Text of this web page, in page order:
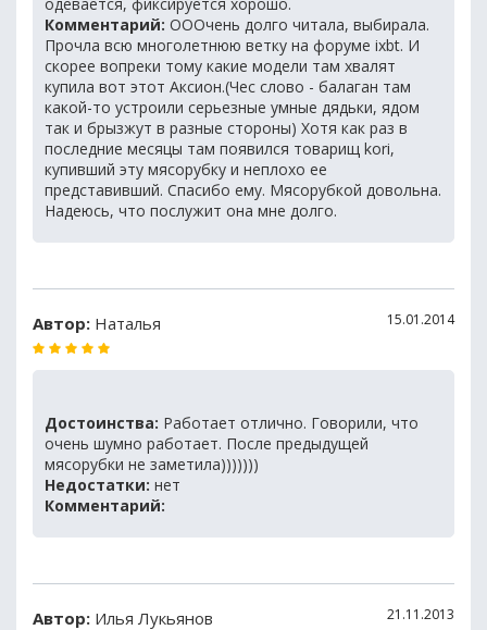
Комментарий: ОООчень долго читала, выбирала.
Прочла всю многолетнюю ветку на форуме ixbt. И
скорее вопреки тому какие модели там хвалят
купила вот этот Аксион.(Чес слово - балаган там
какой-то устроили серьезные умные дядьки, ядом
так и брызжут в разные стороны) Хотя как раз в
последние месяцы там появился товарищ kori,
купивший эту мясорубку и неплохо ее
представивший. Спасибо ему. Мясорубкой довольна.
Надеюсь, что послужит она мне долго.
Автор: Наталья 15.01.2014
Достоинства: Работает отлично. Говорили, что
очень шумно работает. После предыдущей
мясорубки не заметила)))))))
Недостатки: нет
Комментарий:
Автор: Илья Лукьянов 21.11.2013